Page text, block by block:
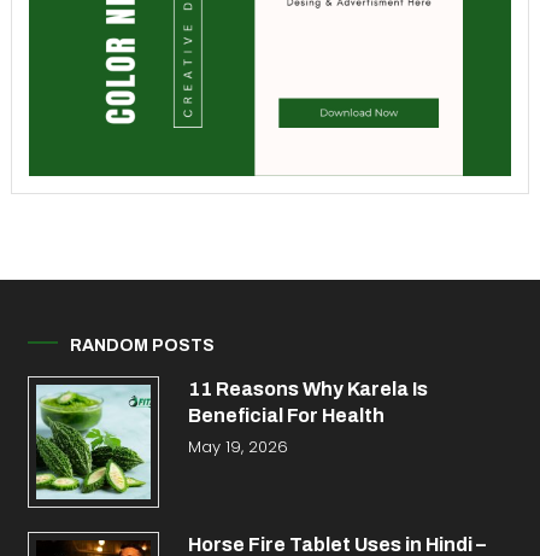
RANDOM POSTS
11 Reasons Why Karela Is
Beneficial For Health
May 19, 2026
Horse Fire Tablet Uses in Hindi –